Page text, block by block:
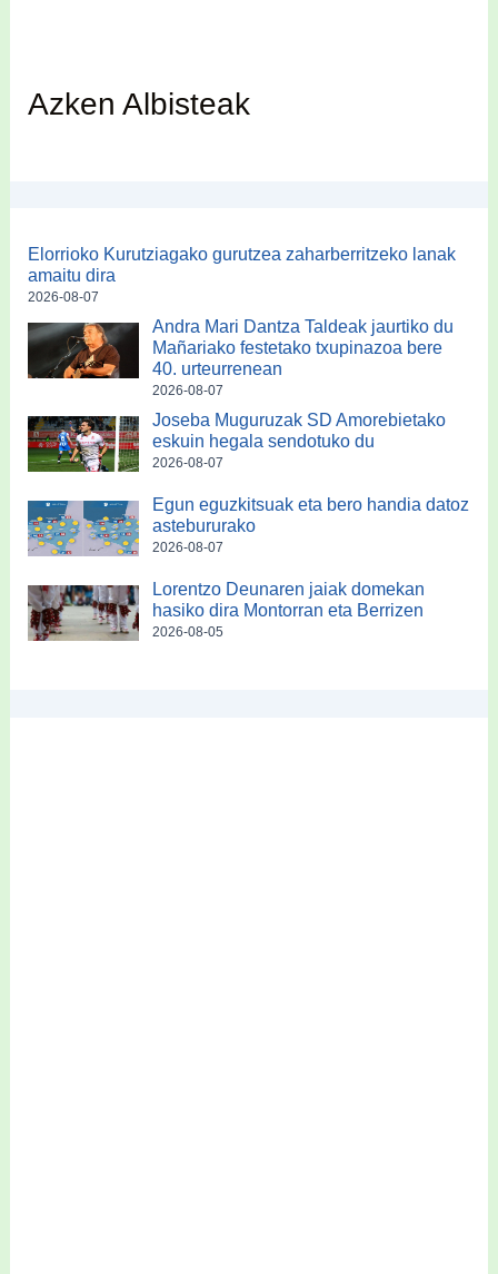
Azken Albisteak
Elorrioko Kurutziagako gurutzea zaharberritzeko lanak
amaitu dira
2026-08-07
Andra Mari Dantza Taldeak jaurtiko du
Mañariako festetako txupinazoa bere
40. urteurrenean
2026-08-07
Joseba Muguruzak SD Amorebietako
eskuin hegala sendotuko du
2026-08-07
Egun eguzkitsuak eta bero handia datoz
astebururako
2026-08-07
Lorentzo Deunaren jaiak domekan
hasiko dira Montorran eta Berrizen
2026-08-05